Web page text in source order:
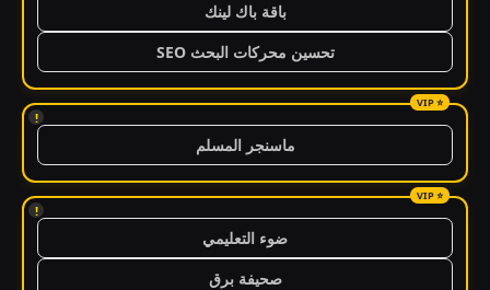
باقة باك لينك
تحسين محركات البحث SEO
!
ماسنجر المسلم
!
ضوء التعليمي
صحيفة برق